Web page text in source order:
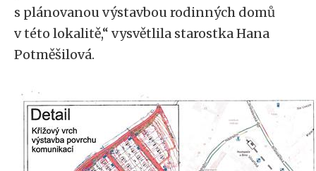
s plánovanou výstavbou rodinných domů
v této lokalitě,“ vysvětlila starostka Hana
Potměšilová.